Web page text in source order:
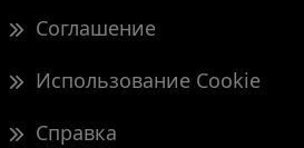
Соглашение
Использование Cookie
Справка